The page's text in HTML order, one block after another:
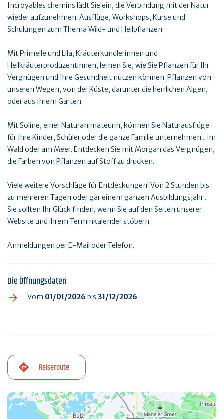
Incroyables chemins lädt Sie ein, die Verbindung mit der Natur
wieder aufzunehmen: Ausflüge, Workshops, Kurse und
Schulungen zum Thema Wild- und Heilpflanzen.
Mit Primelle und Lila, Kräuterkundlerinnen und
Heilkräuterproduzentinnen, lernen Sie, wie Sie Pflanzen für Ihr
Vergnügen und Ihre Gesundheit nutzen können: Pflanzen von
unseren Wegen, von der Küste, darunter die herrlichen Algen,
oder aus Ihrem Garten.
Mit Soline, einer Naturanimateurin, können Sie Naturausflüge
für Ihre Kinder, Schüler oder die ganze Familie unternehmen... im
Wald oder am Meer. Entdecken Sie mit Morgan das Vergnügen,
die Farben von Pflanzen auf Stoff zu drucken.
Viele weitere Vorschläge für Entdeckungen! Von 2 Stunden bis
zu mehreren Tagen oder gar einem ganzen Ausbildungsjahr...
Sie sollten Ihr Glück finden, wenn Sie auf den Seiten unserer
Website und ihrem Terminkalender stöbern.
Anmeldungen per E-Mail oder Telefon.
Die Öffnungsdaten
Vom 01/01/2026 bis 31/12/2026
Reiseroute